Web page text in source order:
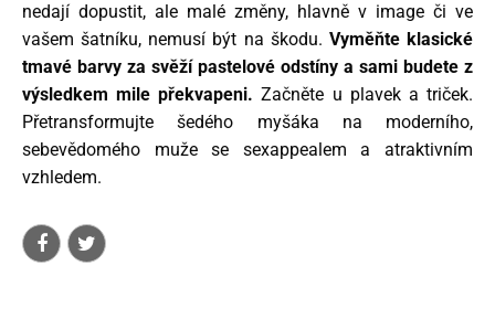
nedají dopustit, ale malé změny, hlavně v image či ve
vašem šatníku, nemusí být na škodu. Vyměňte klasické
tmavé barvy za svěží pastelové odstíny a sami budete z
výsledkem mile překvapeni. Začněte u plavek a triček.
Přetransformujte šedého myšáka na moderního,
sebevědomého muže se sexappealem a atraktivním
vzhledem.